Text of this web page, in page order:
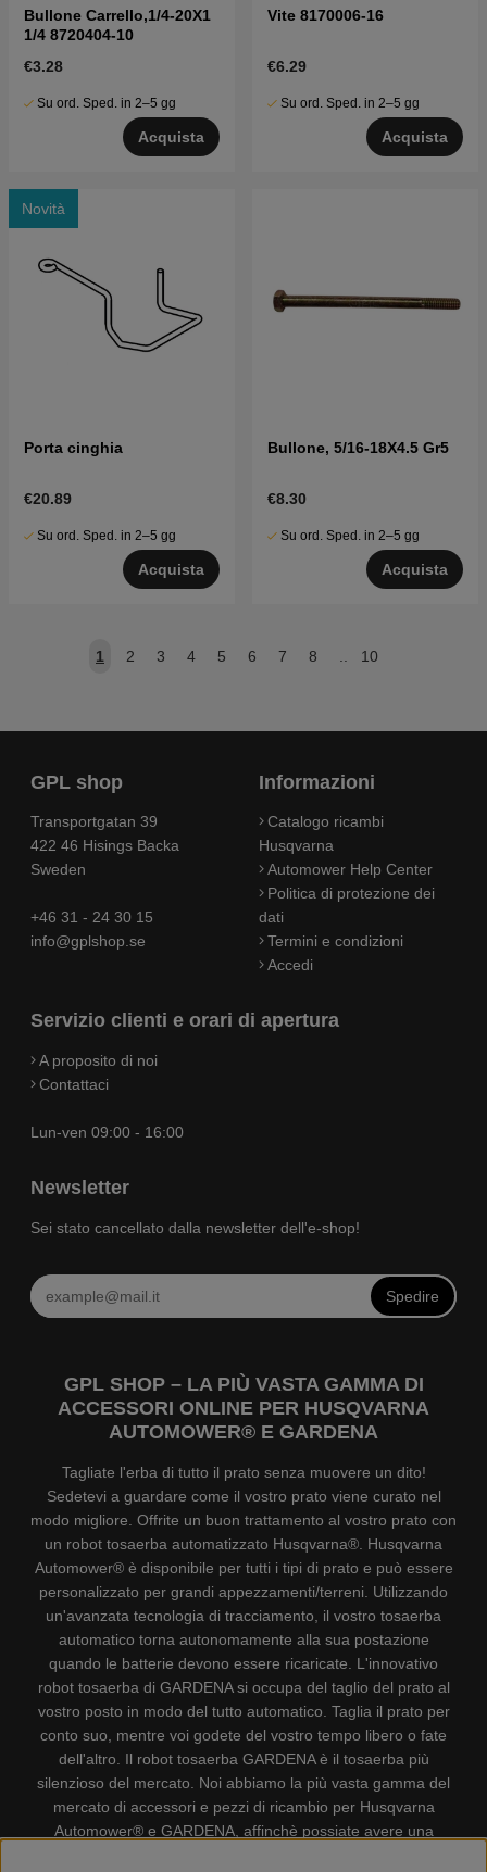
Bullone Carrello,1/4-20X1
1/4 8720404-10
€3.28
Su ord. Sped. in 2–5 gg
Acquista
Vite 8170006-16
€6.29
Su ord. Sped. in 2–5 gg
Acquista
Novità
Porta cinghia
€20.89
Su ord. Sped. in 2–5 gg
Acquista
Bullone, 5/16-18X4.5 Gr5
€8.30
Su ord. Sped. in 2–5 gg
Acquista
1 2 3 4 5 6 7 8 10
GPL shop
Transportgatan 39
422 46 Hisings Backa
Sweden
+46 31 - 24 30 15
info@gplshop.se
Informazioni
Catalogo ricambi
Husqvarna
Automower Help Center
Politica di protezione dei
dati
Termini e condizioni
Accedi
Servizio clienti e orari di apertura
A proposito di noi
Contattaci
Lun-ven 09:00 - 16:00
Newsletter
Sei stato cancellato dalla newsletter dell'e-shop!
Spedire
GPL SHOP – LA PIÙ VASTA GAMMA DI
ACCESSORI ONLINE PER HUSQVARNA
AUTOMOWER® E GARDENA
Tagliate l'erba di tutto il prato senza muovere un dito!
Sedetevi a guardare come il vostro prato viene curato nel
modo migliore. Offrite un buon trattamento al vostro prato con
un robot tosaerba automatizzato Husqvarna®. Husqvarna
Automower® è disponibile per tutti i tipi di prato e può essere
personalizzato per grandi appezzamenti/terreni. Utilizzando
un'avanzata tecnologia di tracciamento, il vostro tosaerba
automatico torna autonomamente alla sua postazione
quando le batterie devono essere ricaricate. L'innovativo
robot tosaerba di GARDENA si occupa del taglio del prato al
vostro posto in modo del tutto automatico. Taglia il prato per
conto suo, mentre voi godete del vostro tempo libero o fate
dell'altro. Il robot tosaerba GARDENA è il tosaerba più
silenzioso del mercato. Noi abbiamo la più vasta gamma del
mercato di accessori e pezzi di ricambio per Husqvarna
Automower® e GARDENA, affinchè possiate avere una